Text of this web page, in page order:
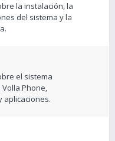
la instalación, la
del sistema y la
el sistema
Phone,
aplicaciones.